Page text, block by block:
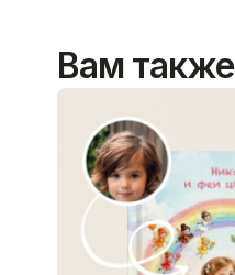
Вам